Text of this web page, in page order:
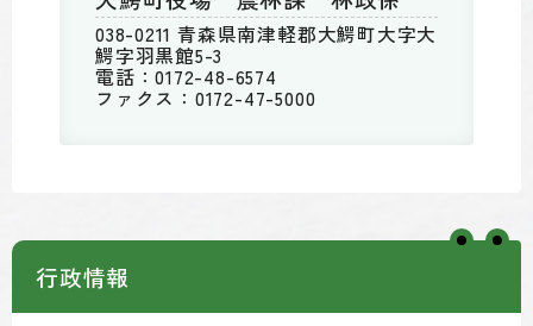
038-0211 青森県南津軽郡大鰐町大字大
鰐字羽黒館5-3
電話：0172-48-6574
ファクス：0172-47-5000
行政情報